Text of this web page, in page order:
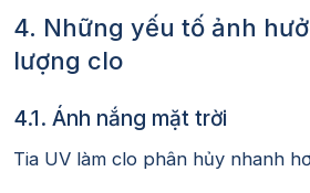
4. Những yếu tố ảnh
lượng clo
4.1. Ánh nắng mặt trời
Tia UV làm clo phân hủy nhanh